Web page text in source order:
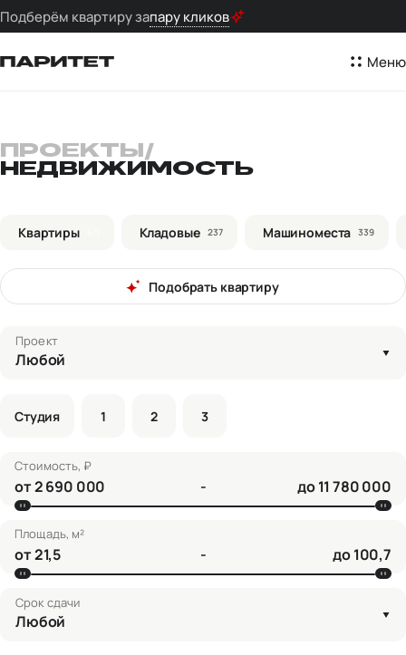
Подберём квартиру запару кликов
Меню
ПРОЕКТЫ /
НЕДВИЖИМОСТЬ
Квартиры Кладовые 237 Машиноместа 339
Подобрать квартиру
Проект
Любой
Студия 1 2 3
Стоимость, ₽
от - до
Площадь, м²
от - до
Срок сдачи
Любой